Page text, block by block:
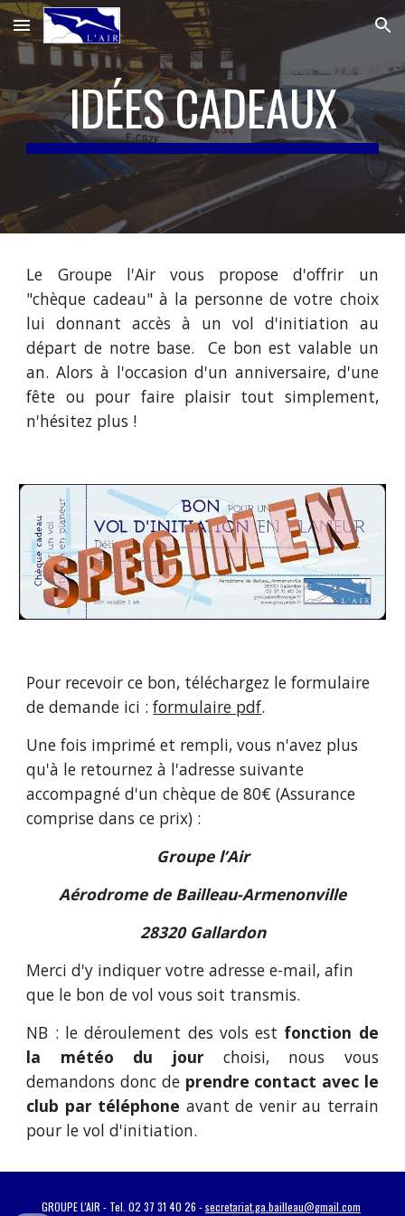
Skip to main content Skip to navigation
IDÉES CADEAUX
Le Groupe l'Air vous propose d'offrir un
"chèque cadeau" à la personne de votre choix
lui donnant accès à un vol d'initiation au
départ de notre base. Ce bon est valable un
an. Alors à l'occasion d'un anniversaire, d'une
fête ou pour faire plaisir tout simplement,
n'hésitez plus !
Pour recevoir ce bon, téléchargez le formulaire
de demande ici :formulaire pdf.
Une fois imprimé et rempli, vous n'avez plus
qu'à le retournez à l'adresse suivante
accompagné d'un chèque de 80€ (Assurance
comprise dans ce prix) :
Groupe l’Air
Aérodrome de Bailleau-Armenonville
28320 Gallardon
Merci d'y indiquer votre adresse e-mail, afin
que le bon de vol vous soit transmis.
NB : le déroulement des vols est fonction de
la météo du jour choisi, nous vous
demandons donc de prendre contact avec le
club par téléphone avant de venir au terrain
pour le vol d'initiation.
GROUPE L'AIR - Tel. 02 37 31 40 26 -secretariat.ga.bailleau@gmail.com